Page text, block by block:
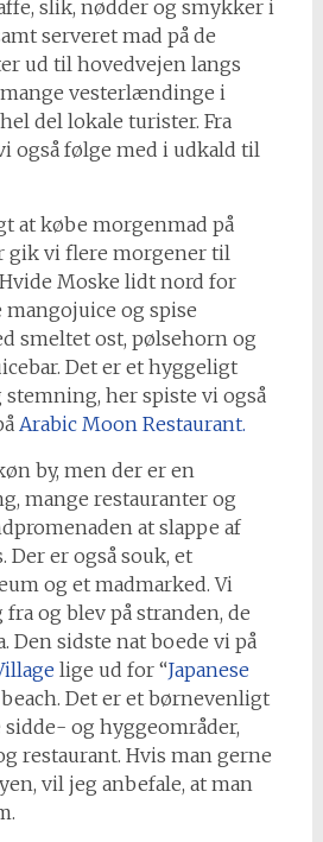
slik, nødder og smykker i
serveret mad på de
ud til hovedvejen langs
vesterlændinge i
del lokale turister. Fra
også følge med i udkald til
at købe morgenmad på
gik vi flere morgener til
Moske lidt nord for
og spise
smeltet ost, pølsehorn og
Det er et hyggeligt
her spiste vi også
Arabic Moon Restaurant.
by, men der er en
mange restauranter og
at slappe af
Der er også souk, et
og et madmarked. Vi
og blev på stranden, de
Den sidste nat boede vi på
lige ud for “Japanese
Det er et børnevenligt
og hyggeområder,
restaurant. Hvis man gerne
vil jeg anbefale, at man